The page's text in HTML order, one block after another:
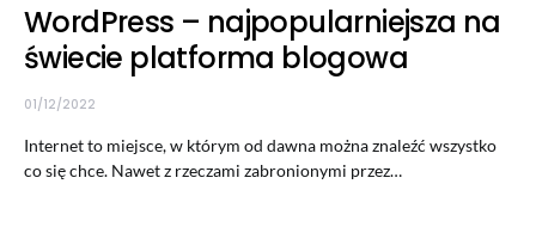
WordPress – najpopularniejsza na
świecie platforma blogowa
01/12/2022
Internet to miejsce, w którym od dawna można znaleźć wszystko
co się chce. Nawet z rzeczami zabronionymi przez…